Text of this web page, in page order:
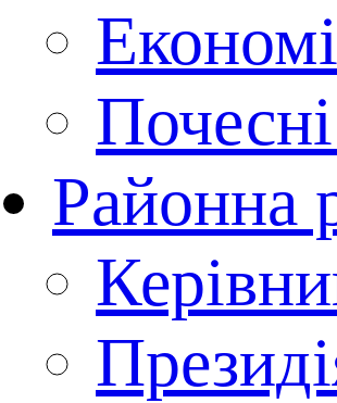
Районна